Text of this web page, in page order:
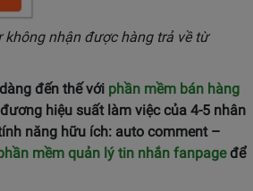
nhận được hàng trả về từ
đến thế với phần mềm bán hàng
hiệu suất làm việc của 4-5 nhân
năng hữu ích: auto comment –
mềm quản lý tin nhắn fanpageđể